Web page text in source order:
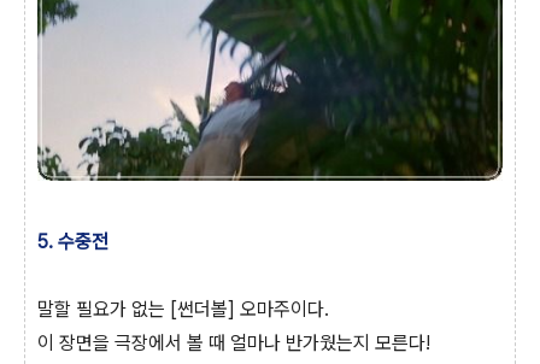
5. 수중전
말할 필요가 없는 [썬더볼] 오마주이다.
이 장면을 극장에서 볼 때 얼마나 반가웠는지 모른다!